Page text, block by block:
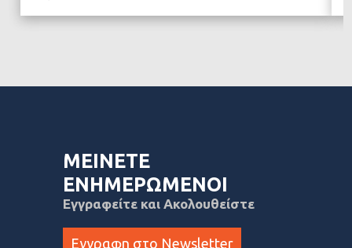
ΜΕΙΝΕΤΕ
ΕΝΗΜΕΡΩΜΕΝΟΙ
Εγγραφείτε και Ακολουθείστε
Εγγραφη στο Newsletter